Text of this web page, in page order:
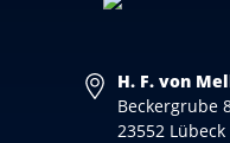
H. F. von
Beckergrube
23552 Lübeck